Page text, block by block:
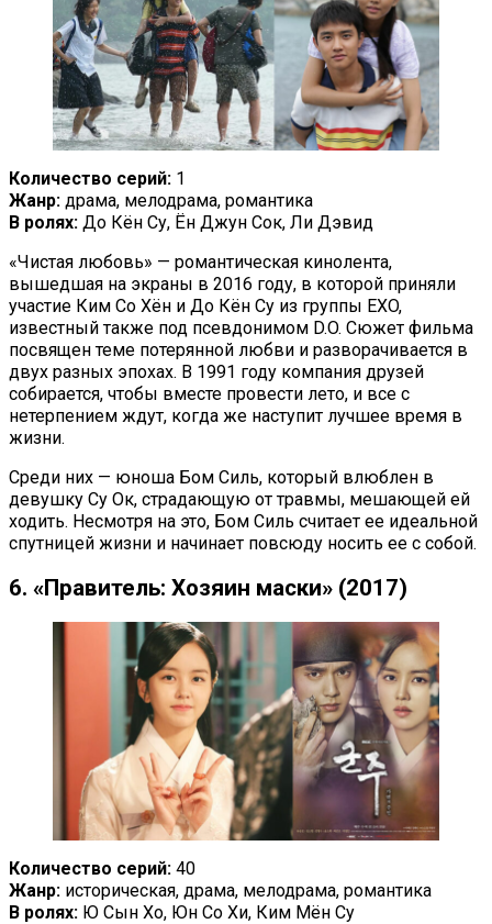
Количество серий: 1
Жанр: драма, мелодрама, романтика
В ролях: До Кён Су, Ён Джун Сок, Ли Дэвид
«Чистая любовь» — романтическая кинолента,
вышедшая на экраны в 2016 году, в которой приняли
участие Ким Со Хён и До Кён Су из группы EXO,
известный также под псевдонимом D.O. Сюжет фильма
посвящен теме потерянной любви и разворачивается в
двух разных эпохах. В 1991 году компания друзей
собирается, чтобы вместе провести лето, и все с
нетерпением ждут, когда же наступит лучшее время в
жизни.
Среди них — юноша Бом Силь, который влюблен в
девушку Су Ок, страдающую от травмы, мешающей ей
ходить. Несмотря на это, Бом Силь считает ее идеальной
спутницей жизни и начинает повсюду носить ее с собой.
6. «Правитель: Хозяин маски» (2017)
Количество серий: 40
Жанр: историческая, драма, мелодрама, романтика
В ролях: Ю Сын Хо, Юн Со Хи, Ким Мён Су